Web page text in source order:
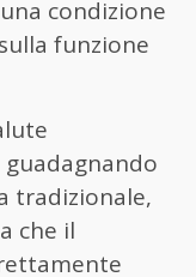
condizione
funzione
tradizionale,
che il